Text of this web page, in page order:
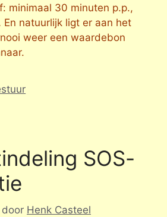
minimaal 30 minuten p.p.,
En natuurlijk ligt er aan het
weer een waardebon
SOS-
door Henk Casteel